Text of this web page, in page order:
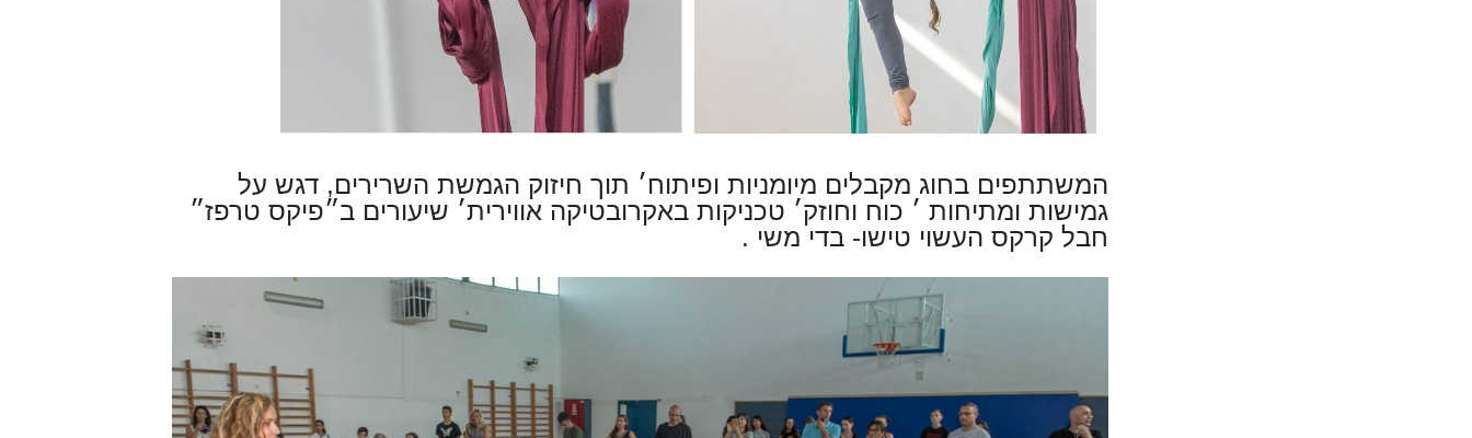
המשתתפים בחוג מקבלים מיומניות ופיתוח׳ תוך חיזוק הגמשת השרירים, דגש על
גמישות ומתיחות ׳ כוח וחוזק׳ טכניקות באקרובטיקה אווירית׳ שיעורים ב״פיקס טרפז״
חבל קרקס העשוי טישו- בדי משי .